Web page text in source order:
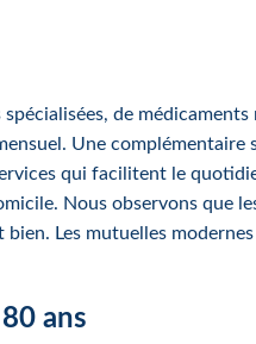
de
Une complémentaire
qui facilitent le
Nous observons que
Les mutuelles modernes
ans